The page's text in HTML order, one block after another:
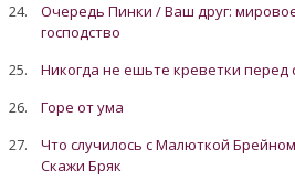
24.
Очередь Пинки / Ваш друг:
господство
25.
Никогда не ешьте креветки перед
26.
Горе от ума
27.
Что случилось с Малюткой
Скажи Бряк